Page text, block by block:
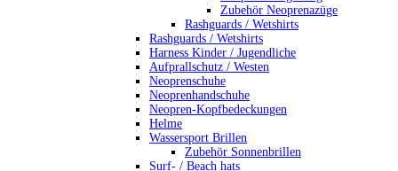
Zubehör Neoprenazüge
Rashguards / Wetshirts
Rashguards / Wetshirts
Harness Kinder / Jugendliche
Aufprallschutz / Westen
Neoprenschuhe
Neoprenhandschuhe
Neopren-Kopfbedeckungen
Helme
Wassersport Brillen
Zubehör Sonnenbrillen
Surf- / Beach hats